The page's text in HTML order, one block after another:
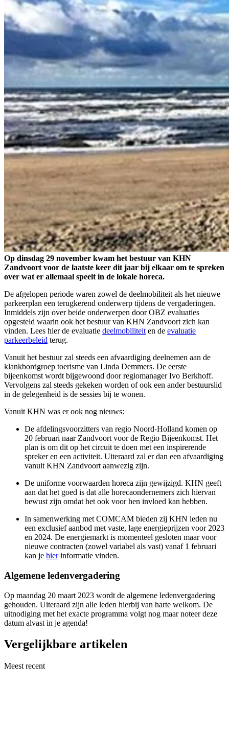
Op dinsdag 29 november kwam het bestuur van KHN
Zandvoort voor de laatste keer dit jaar bij elkaar om te spreken
over wat er allemaal speelt in de lokale horeca.
De afgelopen periode waren zowel de deelmobiliteit als het nieuwe
parkeerplan een terugkerend onderwerp tijdens de vergaderingen.
Inmiddels zijn over beide onderwerpen door OBZ evaluaties
opgesteld waarin ook het bestuur van KHN Zandvoort zich kan
vinden. Lees hier de evaluatie deelmobiliteit en de evaluatie
parkeerbeleid terug.
Vanuit het bestuur zal steeds een afvaardiging deelnemen aan de
klankbordgroep toerisme van Linda Demmers. De eerste
bijeenkomst wordt bijgewoond door regiomanager Ivo Berkhoff.
Vervolgens zal steeds gekeken worden of ook een ander bestuurslid
in de gelegenheid is de sessies bij te wonen.
Vanuit KHN was er ook nog nieuws:
De afdelingsvoorzitters van regio Noord-Holland komen op
20 februari naar Zandvoort voor de Regio Bijeenkomst. Het
plan is om dit op het circuit te doen met een inspirerende
spreker en een activiteit. Uiteraard zal er dan een afvaardiging
vanuit KHN Zandvoort aanwezig zijn.
De uniforme voorwaarden horeca zijn gewijzigd. KHN geeft
aan dat het goed is dat alle horecaondernemers zich hiervan
bewust zijn omdat het ook voor hen invloed kan hebben.
In samenwerking met COMCAM bieden zij KHN leden nu
een exclusief aanbod met vaste, lage energieprijzen voor 2023
en 2024. De energiemarkt is momenteel gesloten maar voor
nieuwe contracten (zowel variabel als vast) vanaf 1 februari
kan je hierinformatie vinden.
Algemene ledenvergadering
Op maandag 20 maart 2023 wordt de algemene ledenvergadering
gehouden. Uiteraard zijn alle leden hierbij van harte welkom. De
uitnodiging met het exacte programma volgt nog maar noteer deze
datum alvast in je agenda!
Vergelijkbare artikelen
Meest recent